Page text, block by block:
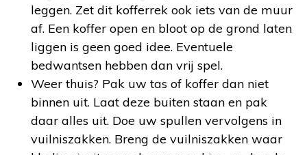
leggen. Zet dit kofferrek ook iets van de muur
af. Een koffer open en bloot op de grond laten
liggen is geen goed idee. Eventuele
bedwantsen hebben dan vrij spel.
Weer thuis? Pak uw tas of koffer dan niet
binnen uit. Laat deze buiten staan en pak
daar alles uit. Doe uw spullen vervolgens in
vuilniszakken. Breng de vuilniszakken waar